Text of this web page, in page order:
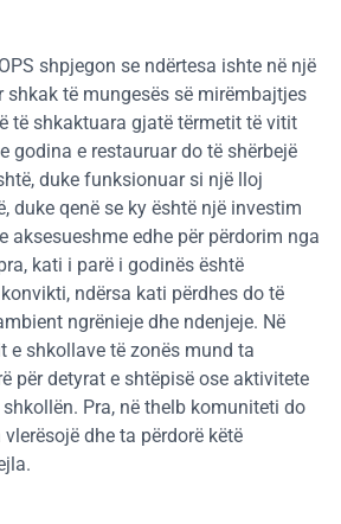
shpjegon se ndërtesa ishte në një
shkak të mungesës së mirëmbajtjes
të shkaktuara gjatë tërmetit të vitit
godina e restauruar do të shërbejë
duke funksionuar si një lloj
duke qenë se ky është një investim
aksesueshme edhe për përdorim nga
kati i parë i godinës është
ndërsa kati përdhes do të
ngrënieje dhe ndenjeje. Në
e shkollave të zonës mund ta
për detyrat e shtëpisë ose aktivitete
Pra, në thelb komuniteti do
dhe ta përdorë këtë